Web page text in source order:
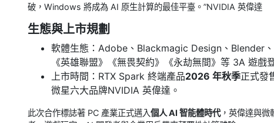
破，Windows 將成為 AI 原生計算的最佳平臺。”NVIDIA 英偉達
生態與上市規劃
軟體生態：Adobe、Blackmagic Design、Blender
《英雄聯盟》《無畏契約》《永劫無間》等 3A 遊戲
上市時間：RTX Spark 終端產品2026 年秋季正式發
微星六大品牌NVIDIA 英偉達。
此次合作標誌著 PC 產業正式邁入個人 AI 智能體時代，英偉達與微